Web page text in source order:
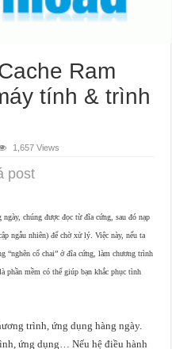
Ram
tính & trình
1,657 Views
post
chúng được đọc từ đĩa cứng, sau đó nạp
ngẫu nhiên) để chờ xử lý. Việc này, nếu ta
“nghẽn cổ chai” ở đĩa cứng, làm chương trình
phần mềm có thể giúp bạn khắc phục tình
trình, ứng dụng hàng ngày.
ứng dụng… Nếu hệ điều hành